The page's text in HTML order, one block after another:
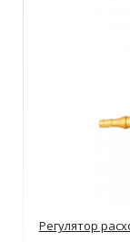
Регулятор